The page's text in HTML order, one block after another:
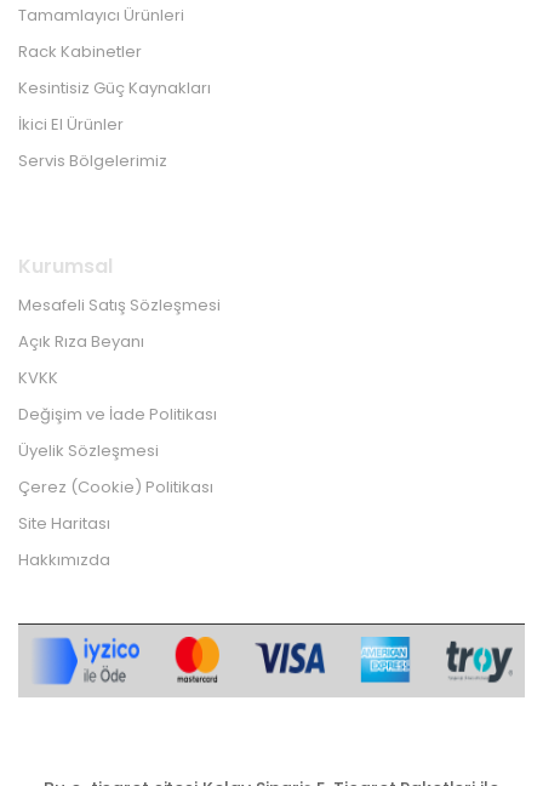
Tamamlayıcı Ürünleri
Rack Kabinetler
Kesintisiz Güç Kaynakları
İkici El Ürünler
Servis Bölgelerimiz
Kurumsal
Mesafeli Satış Sözleşmesi
Açık Rıza Beyanı
KVKK
Değişim ve İade Politikası
Üyelik Sözleşmesi
Çerez (Cookie) Politikası
Site Haritası
Hakkımızda